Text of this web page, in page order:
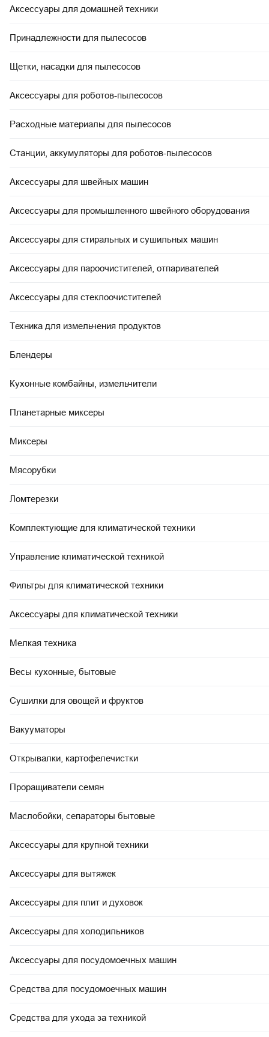
Аксессуары для домашней техники
Принадлежности для пылесосов
Щетки, насадки для пылесосов
Аксессуары для роботов-пылесосов
Расходные материалы для пылесосов
Станции, аккумуляторы для роботов-пылесосов
Аксессуары для швейных машин
Аксессуары для промышленного швейного оборудования
Аксессуары для стиральных и сушильных машин
Аксессуары для пароочистителей, отпаривателей
Аксессуары для стеклоочистителей
Техника для измельчения продуктов
Блендеры
Кухонные комбайны, измельчители
Планетарные миксеры
Миксеры
Мясорубки
Ломтерезки
Комплектующие для климатической техники
Управление климатической техникой
Фильтры для климатической техники
Аксессуары для климатической техники
Мелкая техника
Весы кухонные, бытовые
Сушилки для овощей и фруктов
Вакууматоры
Открывалки, картофелечистки
Проращиватели семян
Маслобойки, сепараторы бытовые
Аксессуары для крупной техники
Аксессуары для вытяжек
Аксессуары для плит и духовок
Аксессуары для холодильников
Аксессуары для посудомоечных машин
Средства для посудомоечных машин
Средства для ухода за техникой